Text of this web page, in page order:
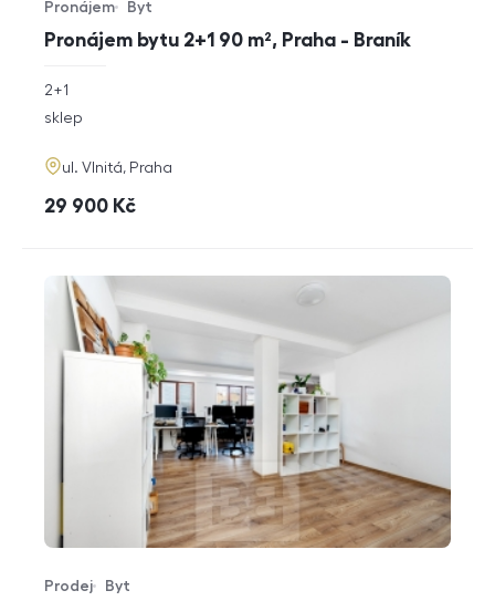
Pronájem bytu 2+1 90 m², Praha - Braník
Typ nabídky
Pronájem
Typ nemovitosti
Byt
rozměry
2+1
funkce
sklep
adresa
ul. Vlnitá, Praha
cena
29 900 Kč
Typ nabídky
Prodej
Typ nemovitosti
Byt